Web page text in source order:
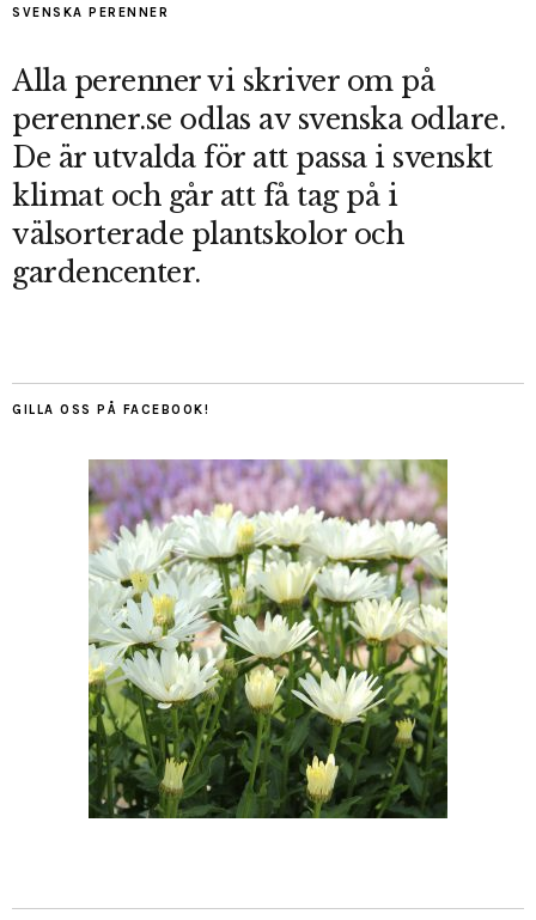
SVENSKA PERENNER
Alla perenner vi skriver om på
perenner.se odlas av svenska odlare.
De är utvalda för att passa i svenskt
klimat och går att få tag på i
välsorterade plantskolor och
gardencenter.
GILLA OSS PÅ FACEBOOK!